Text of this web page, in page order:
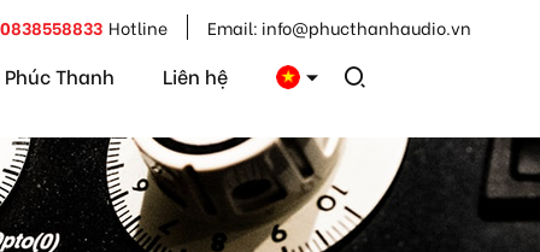
0838558833 Hotline Email: info@phucthanhaudio.vn
Phúc Thanh Liên hệ